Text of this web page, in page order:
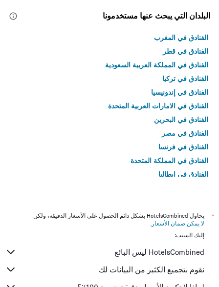
البلدان التي يبحث عنها مستخدمونا
الفنادق في المغرب
الفنادق في قطر
الفنادق في المملكة العربية السعودية
الفنادق في تركيا
الفنادق في إندونيسيا
الفنادق في الامارات العربية المتحدة
الفنادق في البحرين
الفنادق في مصر
الفنادق في فرنسا
الفنادق في المملكة المتحدة
الفنادق في إيطاليا
*
يحاول HotelsCombined بشكل دائم الحصول على الأسعار الدقيقة، ولكن
لا يمكن ضمان الأسعار .
إليك السبب:
HotelsCombined ليس البائع
نقوم بتجميع الكثير من البيانات لك